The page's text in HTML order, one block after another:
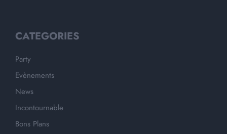
CATEGORIES
Party
Evènements
News
Incontournable
Bons Plans